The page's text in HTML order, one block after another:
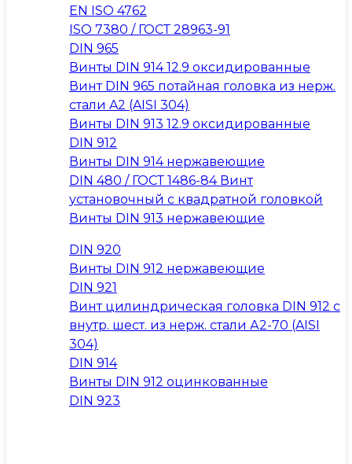
EN ISO 4762
ISO 7380 / ГОСТ 28963-91
DIN 965
Винты DIN 914 12.9 оксидированные
Винт DIN 965 потайная головка из нерж.
стали A2 (AISI 304)
Винты DIN 913 12.9 оксидированные
DIN 912
Винты DIN 914 нержавеющие
DIN 480 / ГОСТ 1486-84 Винт
установочный с квадратной головкой
Винты DIN 913 нержавеющие
DIN 920
Винты DIN 912 нержавеющие
DIN 921
Винт цилиндрическая головка DIN 912 с
внутр. шест. из нерж. стали А2-70 (AISI
304)
DIN 914
Винты DIN 912 оцинкованные
DIN 923